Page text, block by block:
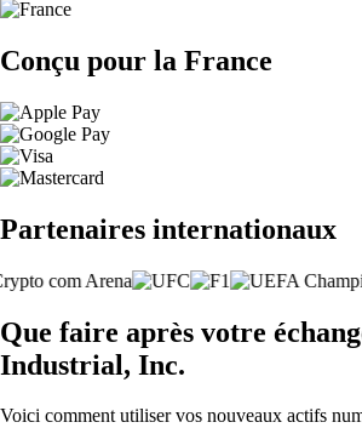
Conçu pour la France
Partenaires internationaux
Que faire après votre
Industrial, Inc.
Voici comment utiliser vos nouveaux actifs